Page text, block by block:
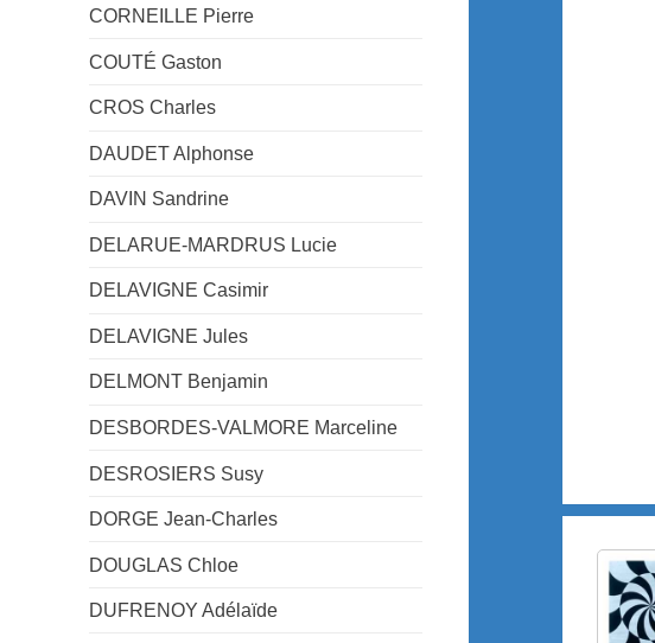
CORNEILLE Pierre
COUTÉ Gaston
CROS Charles
DAUDET Alphonse
DAVIN Sandrine
DELARUE-MARDRUS Lucie
DELAVIGNE Casimir
DELAVIGNE Jules
DELMONT Benjamin
DESBORDES-VALMORE Marceline
DESROSIERS Susy
DORGE Jean-Charles
DOUGLAS Chloe
DUFRENOY Adélaïde